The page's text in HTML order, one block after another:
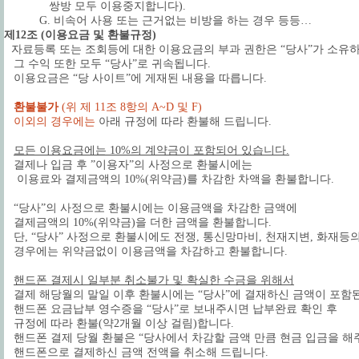
쌍방 모두 이용중지합니다).
G. 비속어 사용 또는 근거없는 비방을 하는 경우 등등…
제12조 (이용요금 및 환불규정)
자료등록 또는 조회등에 대한 이용요금의 부과 권한은 “당사”가 소유
그 수익 또한 모두 “당사”로 귀속됩니다.
이용요금은 “당 사이트”에 게재된 내용을 따릅니다.
환불불가(위 제 11조 8항의 A~D 및 F)
이외의 경우에는 아래 규정에 따라 환불해 드립니다.
모든 이용요금에는 10%의 계약금이 포함되어 있습니다.
결제나 입금 후 ”이용자”의 사정으로 환불시에는
이용료와 결제금액의 10%(위약금)를 차감한 차액을 환불합니다.
“당사”의 사정으로 환불시에는 이용금액을 차감한 금액에
결제금액의 10%(위약금)을 더한 금액을 환불합니다.
단, “당사” 사정으로 환불시에도 전쟁, 통신망마비, 천재지변, 화재등
경우에는 위약금없이 이용금액을 차감하고 환불합니다.
핸드폰 결제시 일부분 취소불가 및 확실한 수금을 위해서
결제 해당월의 말일 이후 환불시에는 “당사”에 결재하신 금액이 포함
핸드폰 요금납부 영수증을 “당사”로 보내주시면 납부완료 확인 후
규정에 따라 환불(약2개월 이상 걸림)합니다.
핸드폰 결제 당월 환불은 “당사에서 차감할 금액 만큼 현금 입금을 해
핸드폰으로 결제하신 금액 전액을 취소해 드립니다.